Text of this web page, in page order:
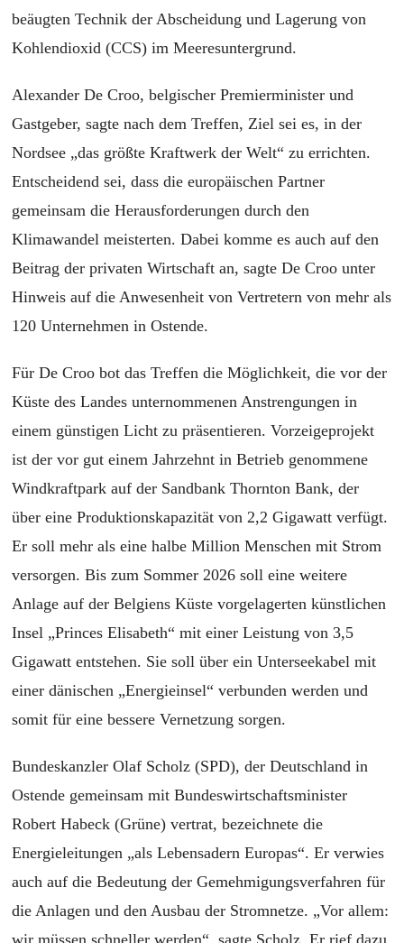
beäugten Technik der Abscheidung und Lagerung von
Kohlendioxid (CCS) im Meeresuntergrund.
Alexander De Croo, belgischer Premierminister und
Gastgeber, sagte nach dem Treffen, Ziel sei es, in der
Nordsee „das größte Kraftwerk der Welt“ zu errichten.
Entscheidend sei, dass die europäischen Partner
gemeinsam die Herausforderungen durch den
Klimawandel meisterten. Dabei komme es auch auf den
Beitrag der privaten Wirtschaft an, sagte De Croo unter
Hinweis auf die Anwesenheit von Vertretern von mehr als
120 Unternehmen in Ostende.
Für De Croo bot das Treffen die Möglichkeit, die vor der
Küste des Landes unternommenen Anstrengungen in
einem günstigen Licht zu präsentieren. Vorzeigeprojekt
ist der vor gut einem Jahrzehnt in Betrieb genommene
Windkraftpark auf der Sandbank Thornton Bank, der
über eine Produktionskapazität von 2,2 Gigawatt verfügt.
Er soll mehr als eine halbe Million Menschen mit Strom
versorgen. Bis zum Sommer 2026 soll eine weitere
Anlage auf der Belgiens Küste vorgelagerten künstlichen
Insel „Princes Elisabeth“ mit einer Leistung von 3,5
Gigawatt entstehen. Sie soll über ein Unterseekabel mit
einer dänischen „Energieinsel“ verbunden werden und
somit für eine bessere Vernetzung sorgen.
Bundeskanzler Olaf Scholz (SPD), der Deutschland in
Ostende gemeinsam mit Bundeswirtschaftsminister
Robert Habeck (Grüne) vertrat, bezeichnete die
Energieleitungen „als Lebensadern Europas“. Er verwies
auch auf die Bedeutung der Gemehmigungsverfahren für
die Anlagen und den Ausbau der Stromnetze. „Vor allem:
wir müssen schneller werden“, sagte Scholz. Er rief dazu